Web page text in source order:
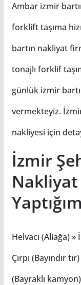
Ambar izmir
forklift taşıma
bartın nakliyat
tonajlı forklif
günlük izmir
vermekteyiz.
nakliyesi için
İzmir
Nakliyat
Helvacı (Aliağa) »
Çırpı (Bayındır
(Bayraklı